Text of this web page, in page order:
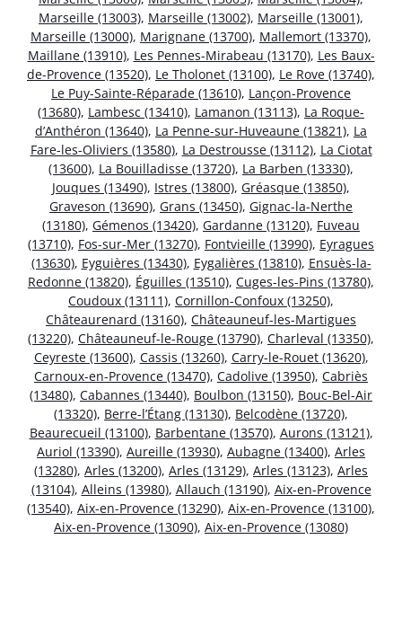
Marseille (13003), Marseille (13002), Marseille (13001),
Marseille (13000), Marignane (13700), Mallemort (13370),
Maillane (13910), Les Pennes-Mirabeau (13170), Les Baux-
de-Provence (13520), Le Tholonet (13100), Le Rove (13740),
Le Puy-Sainte-Réparade (13610), Lançon-Provence
(13680), Lambesc (13410), Lamanon (13113), La Roque-
d’Anthéron (13640), La Penne-sur-Huveaune (13821), La
Fare-les-Oliviers (13580), La Destrousse (13112), La Ciotat
(13600), La Bouilladisse (13720), La Barben (13330),
Jouques (13490), Istres (13800), Gréasque (13850),
Graveson (13690), Grans (13450), Gignac-la-Nerthe
(13180), Gémenos (13420), Gardanne (13120), Fuveau
(13710), Fos-sur-Mer (13270), Fontvieille (13990), Eyragues
(13630), Eyguières (13430), Eygalières (13810), Ensuès-la-
Redonne (13820), Éguilles (13510), Cuges-les-Pins (13780),
Coudoux (13111), Cornillon-Confoux (13250),
Châteaurenard (13160), Châteauneuf-les-Martigues
(13220), Châteauneuf-le-Rouge (13790), Charleval (13350),
Ceyreste (13600), Cassis (13260), Carry-le-Rouet (13620),
Carnoux-en-Provence (13470), Cadolive (13950), Cabriès
(13480), Cabannes (13440), Boulbon (13150), Bouc-Bel-Air
(13320), Berre-l’Étang (13130), Belcodène (13720),
Beaurecueil (13100), Barbentane (13570), Aurons (13121),
Auriol (13390), Aureille (13930), Aubagne (13400), Arles
(13280), Arles (13200), Arles (13129), Arles (13123), Arles
(13104), Alleins (13980), Allauch (13190), Aix-en-Provence
(13540), Aix-en-Provence (13290), Aix-en-Provence (13100),
Aix-en-Provence (13090), Aix-en-Provence (13080)